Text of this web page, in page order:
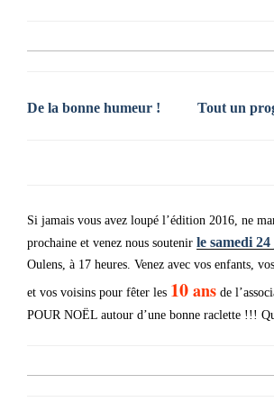
De la bonne humeur ! Tout un
Si jamais vous avez loupé l’édition 2016, ne
prochaine et venez nous soutenir le samedi
Oulens, à 17 heures. Venez avec vos enfants,
et vos voisins pour fêter les 10ans de
POUR NOËL autour d’une bonne raclette !!!